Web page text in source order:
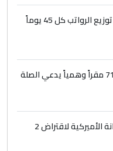
5
متزوج و
بغداد أرغب في
في
العراقيين في
الرواتب كل 45 يوماً
وزارة الداخلية: إغلاق 71 مقراً وهمياً يدعي الصلة
العراق يتحرك نحو الخزانة الأميركية لاقتراض 2